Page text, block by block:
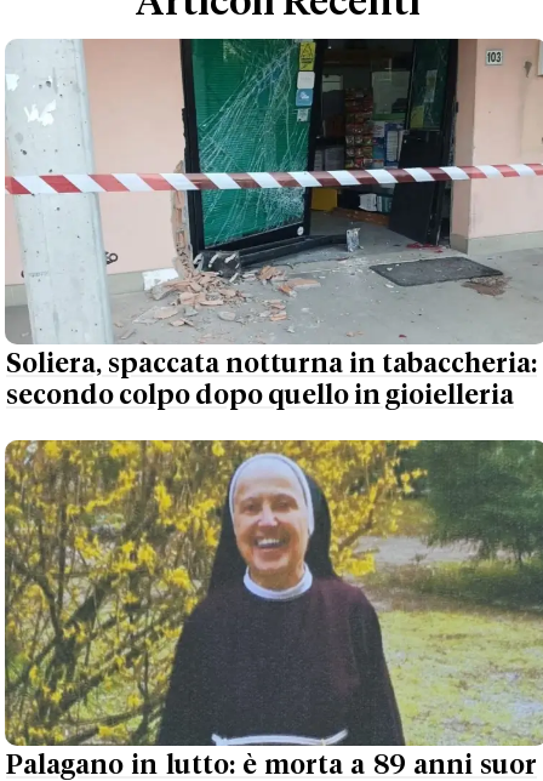
Soliera, spaccata notturna in tabaccheria:
secondo colpo dopo quello in gioielleria
Palagano in lutto: è morta a 89 anni suor